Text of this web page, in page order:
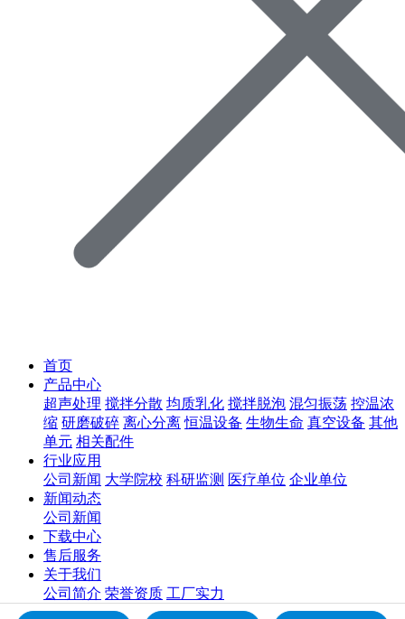
首页
产品中心
超声处理 搅拌分散 均质乳化 搅拌脱泡 混匀振荡 控温浓
缩 研磨破碎 离心分离 恒温设备 生物生命 真空设备 其他
单元 相关配件
行业应用
公司新闻 大学院校 科研监测 医疗单位 企业单位
新闻动态
公司新闻
下载中心
售后服务
关于我们
公司简介 荣誉资质 工厂实力
联系我们